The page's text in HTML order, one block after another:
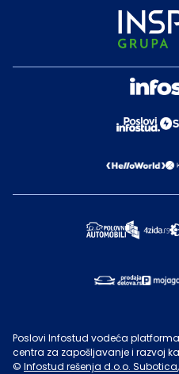
Poslovi Infostud vodeća
centra za zapošljavanje i razvoj
© Infostud rešenja d.o.o. Subotica